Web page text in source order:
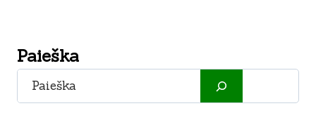
Paieška
Paieška